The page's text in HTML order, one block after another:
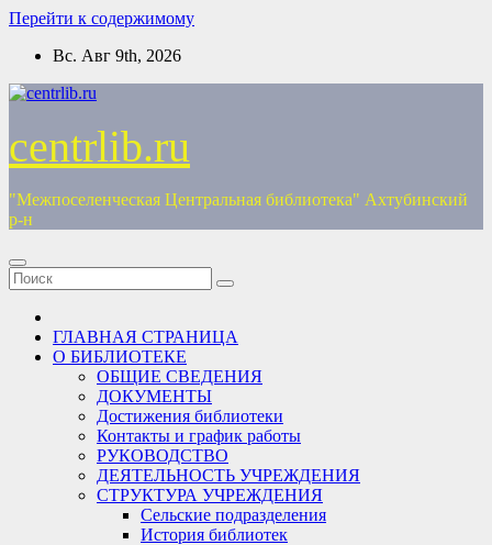
Перейти к содержимому
Вс. Авг 9th, 2026
centrlib.ru
"Межпоселенческая Центральная библиотека" Ахтубинский
р-н
ГЛАВНАЯ СТРАНИЦА
О БИБЛИОТЕКЕ
ОБЩИЕ СВЕДЕНИЯ
ДОКУМЕНТЫ
Достижения библиотеки
Контакты и график работы
РУКОВОДСТВО
ДЕЯТЕЛЬНОСТЬ УЧРЕЖДЕНИЯ
СТРУКТУРА УЧРЕЖДЕНИЯ
Сельские подразделения
История библиотек